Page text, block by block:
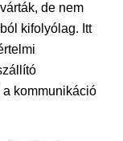
de nem
kifolyólag. Itt
kommunikáció